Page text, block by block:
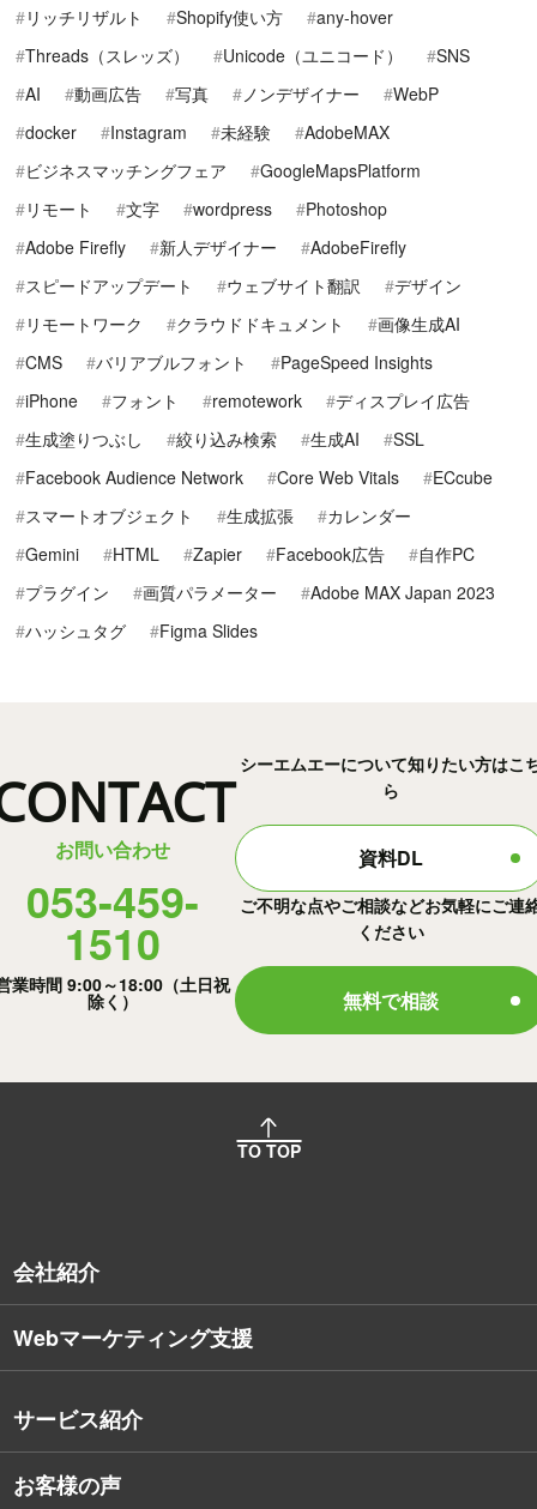
リッチリザルト Shopify使い方
any-hover
Threads（スレッズ）
Unicode（ユニコード）
SNS
AI
動画広告 写真 ノンデザイナー
WebP
docker
Instagram 未経験
AdobeMAX
ビジネスマッチングフェア
GoogleMapsPlatform
リモート
文字 wordpress
Photoshop
Adobe Firefly
新人デザイナー
AdobeFirefly
スピードアップデート
ウェブサイト翻訳
デザイン
リモートワーク
クラウドドキュメント
画像生成AI
CMS
バリアブルフォント
PageSpeed Insights
iPhone
フォント remotework
ディスプレイ広告
生成塗りつぶし
絞り込み検索 生成AI
SSL
Facebook Audience Network
Core Web Vitals
ECcube
スマートオブジェクト
生成拡張
カレンダー
Gemini
HTML Zapier Facebook広告
自作PC
プラグイン
画質パラメーター
Adobe MAX Japan 2023
ハッシュタグ
Figma Slides
お問い合わせ
053-459-
1510
業時間 9:00～18:00（土日祝
除く）
シーエムエーについて知りたい方はこ
ら
資料DL
ご不明な点やご相談などお気軽にご連
ください
無料で相談
TO TOP
会社紹介
会社概要
コンサルタント紹介
デザイナー・エンジニア紹介
Webマーケティング支援
サービス紹介
戦略的Webサイト制作
お客様の声